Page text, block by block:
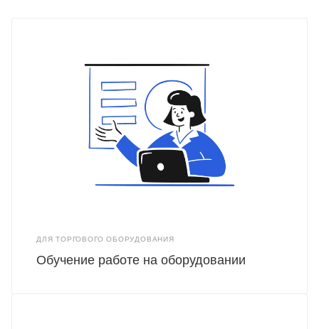
ДЛЯ ТОРГОВОГО ОБОРУДОВАНИЯ
Обучение работе на оборудовании